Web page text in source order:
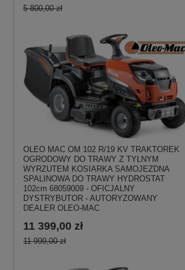
5 800,00 zł
OLEO MAC OM 102 R/19 KV TRAKTOREK
OGRODOWY DO TRAWY Z TYLNYM
WYRZUTEM KOSIARKA SAMOJEZDNA
SPALINOWA DO TRAWY HYDROSTAT
102cm 68059009 - OFICJALNY
DYSTRYBUTOR - AUTORYZOWANY
DEALER OLEO-MAC
11 399,00 zł
11 999,00 zł